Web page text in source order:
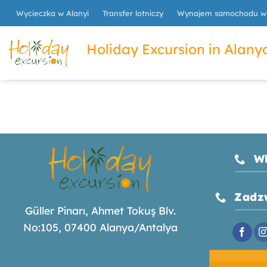
content
Wycieczka w Alanyi Transfer lotniczy Wynajem samochodu
Holiday Excursion in
Güller Pinarı, Ahmet Tokuş Blv.
No:105, 07400 Alanya/Antalya